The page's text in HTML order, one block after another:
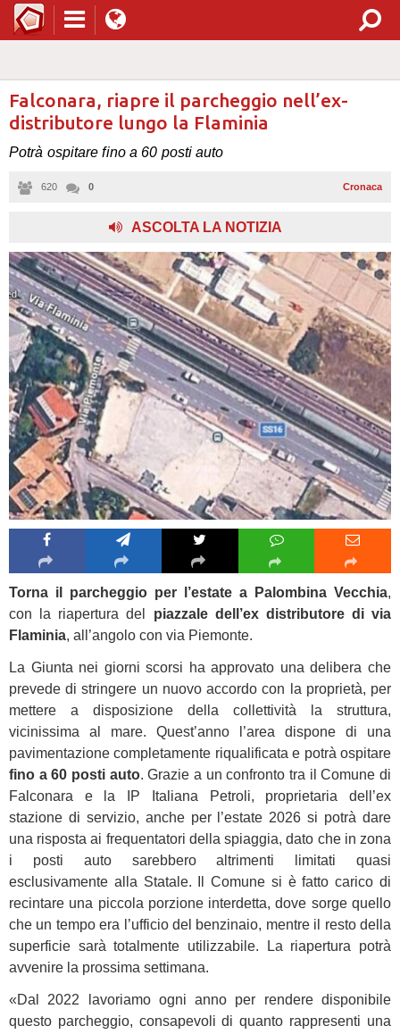
Falconara, riapre il parcheggio nell’ex-
distributore lungo la Flaminia
Potrà ospitare fino a 60 posti auto
620 0 Cronaca
ASCOLTA LA NOTIZIA
Torna il parcheggio per l’estate a Palombina Vecchia,
con la riapertura del piazzale dell’ex distributore di via
Flaminia, all’angolo con via Piemonte.
La Giunta nei giorni scorsi ha approvato una delibera che
prevede di stringere un nuovo accordo con la proprietà, per
mettere a disposizione della collettività la struttura,
vicinissima al mare. Quest’anno l’area dispone di una
pavimentazione completamente riqualificata e potrà ospitare
fino a 60 posti auto. Grazie a un confronto tra il Comune di
Falconara e la IP Italiana Petroli, proprietaria dell’ex
stazione di servizio, anche per l’estate 2026 si potrà dare
una risposta ai frequentatori della spiaggia, dato che in zona
i posti auto sarebbero altrimenti limitati quasi
esclusivamente alla Statale. Il Comune si è fatto carico di
recintare una piccola porzione interdetta, dove sorge quello
che un tempo era l’ufficio del benzinaio, mentre il resto della
superficie sarà totalmente utilizzabile. La riapertura potrà
avvenire la prossima settimana.
«Dal 2022 lavoriamo ogni anno per rendere disponibile
questo parcheggio, consapevoli di quanto rappresenti una